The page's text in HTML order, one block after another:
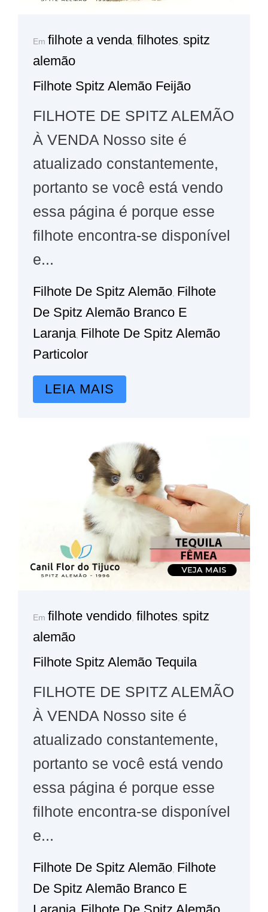
Em filhote a venda filhotes spitz
alemão
Filhote Spitz Alemão Feijão
FILHOTE DE SPITZ ALEMÃO
À VENDA Nosso site é
atualizado constantemente,
portanto se você está vendo
essa página é porque esse
filhote encontra-se disponível
e...
Filhote De Spitz Alemão Filhote
De Spitz Alemão Branco E
Laranja Filhote De Spitz Alemão
Particolor
LEIA MAIS
Em filhote vendido, filhotes, spitz
alemão
Filhote Spitz Alemão Tequila
FILHOTE DE SPITZ ALEMÃO
À VENDA Nosso site é
atualizado constantemente,
portanto se você está vendo
essa página é porque esse
filhote encontra-se disponível
e...
Filhote De Spitz Alemão Filhote
De Spitz Alemão Branco E